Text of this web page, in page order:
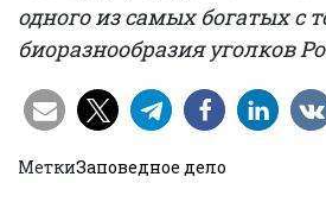
одного из самых богатых с
биоразнообразия уголков
МеткиЗаповедное дело